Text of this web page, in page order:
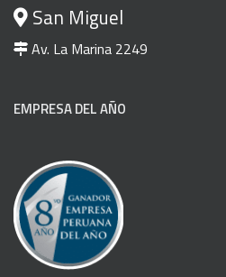
San Miguel
Av. La Marina 2249
EMPRESA DEL AÑO